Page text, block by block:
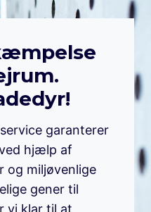
garanterer
hjælp af
og miljøvenlige
gener til
vi klar til at